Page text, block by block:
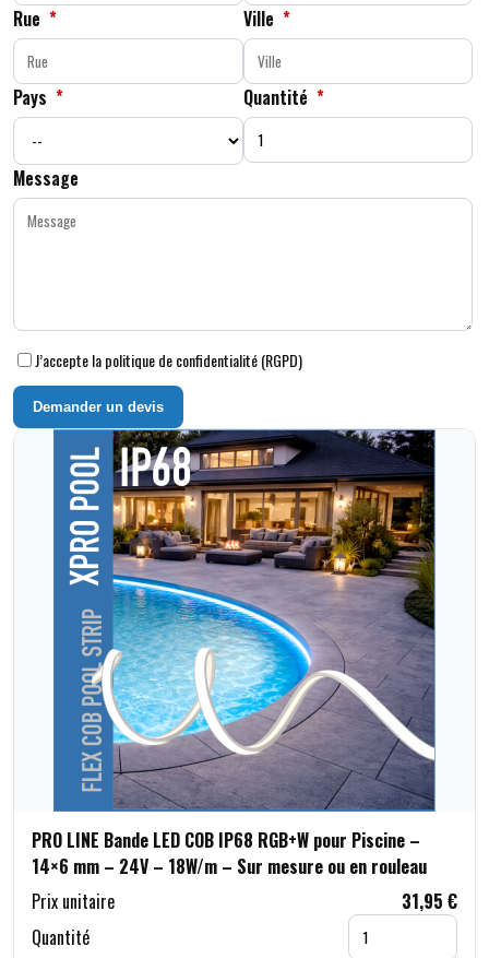
Rue * Ville *
Pays * Quantité *
Message
J’accepte la politique de confidentialité (RGPD)
Demander un devis
PRO LINE Bande LED COB IP68 RGB+W pour Piscine –
14×6 mm – 24V – 18W/m – Sur mesure ou en rouleau
Prix unitaire
31,95 €
Quantité